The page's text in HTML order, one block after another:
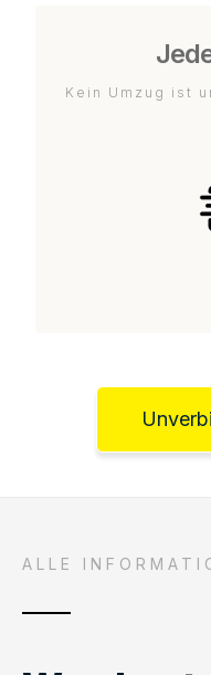
Kein Umzug ist
ALLE